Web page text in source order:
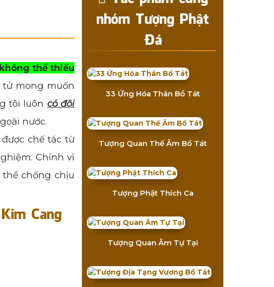
thể thiếu
tử mong muốn
tôi luôn có đội
nước.
chế tác từ
Chính vì
chống chịu
Cang
nhóm Tượng Phật
Đá
33 Ứng Hóa Thân Bồ Tát
Tượng Quan Thế Âm Bồ Tát
Tượng Phật Thích Ca
Tượng Quan Âm Tự Tại